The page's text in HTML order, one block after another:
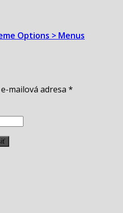
Options > Menus
mailová adresa *